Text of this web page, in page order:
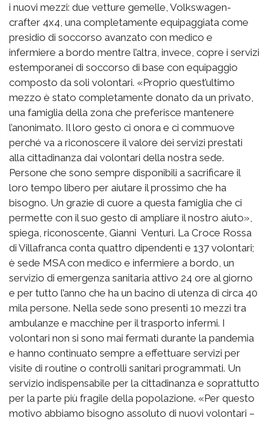
i nuovi mezzi: due vetture gemelle, Volkswagen-
crafter 4x4, una completamente equipaggiata come
presidio di soccorso avanzato con medico e
infermiere a bordo mentre l’altra, invece, copre i servizi
estemporanei di soccorso di base con equipaggio
composto da soli volontari. «Proprio quest’ultimo
mezzo è stato completamente donato da un privato,
una famiglia della zona che preferisce mantenere
l’anonimato. Il loro gesto ci onora e ci commuove
perché va a riconoscere il valore dei servizi prestati
alla cittadinanza dai volontari della nostra sede.
Persone che sono sempre disponibili a sacrificare il
loro tempo libero per aiutare il prossimo che ha
bisogno. Un grazie di cuore a questa famiglia che ci
permette con il suo gesto di ampliare il nostro aiuto»,
spiega, riconoscente, Gianni Venturi. La Croce Rossa
di Villafranca conta quattro dipendenti e 137 volontari;
è sede MSA con medico e infermiere a bordo, un
servizio di emergenza sanitaria attivo 24 ore al giorno
e per tutto l’anno che ha un bacino di utenza di circa 40
mila persone. Nella sede sono presenti 10 mezzi tra
ambulanze e macchine per il trasporto infermi. I
volontari non si sono mai fermati durante la pandemia
e hanno continuato sempre a effettuare servizi per
visite di routine o controlli sanitari programmati. Un
servizio indispensabile per la cittadinanza e soprattutto
per la parte più fragile della popolazione. «Per questo
motivo abbiamo bisogno assoluto di nuovi volontari –